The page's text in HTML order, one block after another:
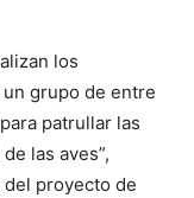
los
grupo de entre
patrullar las
las aves”,
proyecto de